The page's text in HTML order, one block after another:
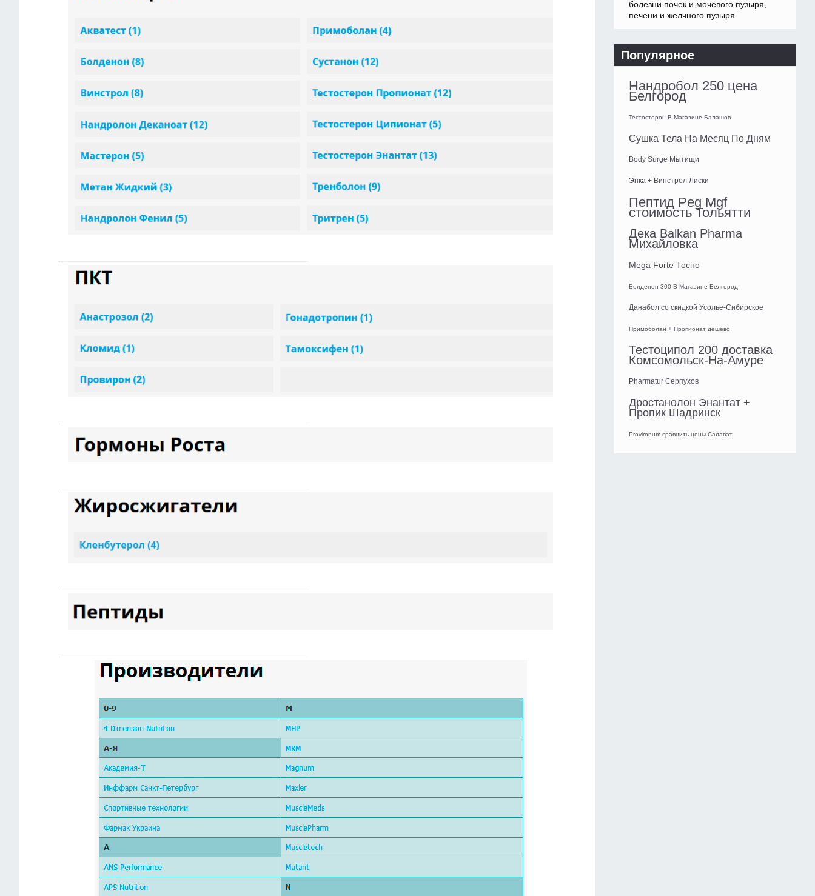
болезни почек и мочевого пузыря,
печени и желчного пузыря.
Популярное
Нандробол 250 цена
Белгород
Тестостерон В Магазине Балашов
Сушка Тела На Месяц По Дням
Body Surge Мытищи
Энка + Винстрол Лиски
Пептид Peg Mgf
стоимость Тольятти
Дека Balkan Pharma
Михайловка
Mega Forte Тосно
Болденон 300 В Магазине Белгород
Данабол со скидкой Усолье-Сибирское
Примоболан + Пропионат дешево
Тестоципол 200 доставка
Комсомольск-На-Амуре
Pharmatur Серпухов
Дростанолон Энантат +
Пропик Шадринск
Provironum сравнить цены Салават